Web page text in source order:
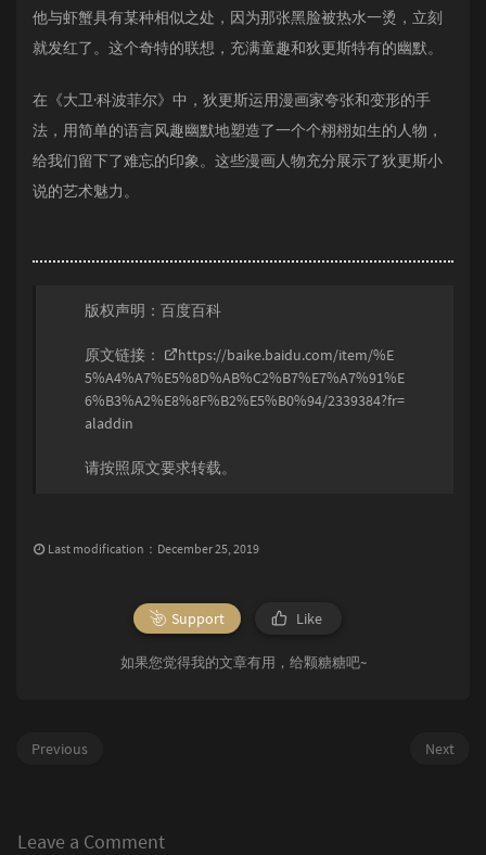
他与虾蟹具有某种相似之处，因为那张黑脸被热水一烫，立刻
就发红了。这个奇特的联想，充满童趣和狄更斯特有的幽默。
在《大卫·科波菲尔》中，狄更斯运用漫画家夸张和变形的手
法，用简单的语言风趣幽默地塑造了一个个栩栩如生的人物，
给我们留下了难忘的印象。这些漫画人物充分展示了狄更斯小
说的艺术魅力。
版权声明：百度百科
原文链接：
https://baike.baidu.com/item/%E
5%A4%A7%E5%8D%AB%C2%B7%E7%A7%91%E
6%B3%A2%E8%8F%B2%E5%B0%94/2339384?fr=
aladdin
请按照原文要求转载。
Last modification：December 25, 2019
Support Like
如果您觉得我的文章有用，给颗糖糖吧~
Next
Previous
Leave a Comment